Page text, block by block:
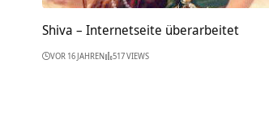
Shiva – Internetseite überarbeitet
VOR 16 JAHREN 517 VIEWS